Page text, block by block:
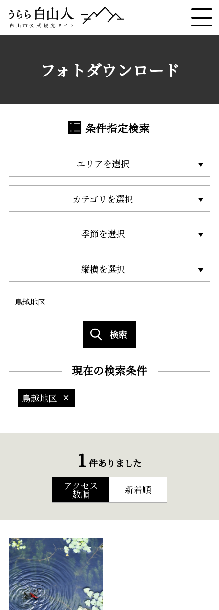
フォトダウンロード
条件指定検索
エリアを選択
カテゴリを選択
季節を選択
縦横を選択
検索
現在の検索条件
鳥越地区
1 件ありました
アクセス
数順 新着順